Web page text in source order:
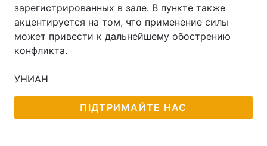
зарегистрированных в зале. В пункте также
акцентируется на том, что применение силы
может привести к дальнейшему обострению
конфликта.
УНИАН
ПІДТРИМАЙТЕ НАС